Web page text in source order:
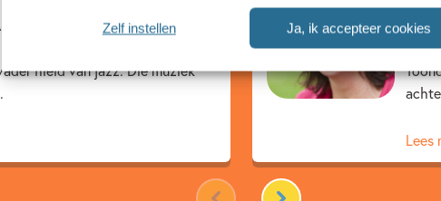
Ja, ik accepteer cookies
Zelf instellen
1971) was als kind een
tot haar ouders er gek
hield van jazz. Die muziek
Lees